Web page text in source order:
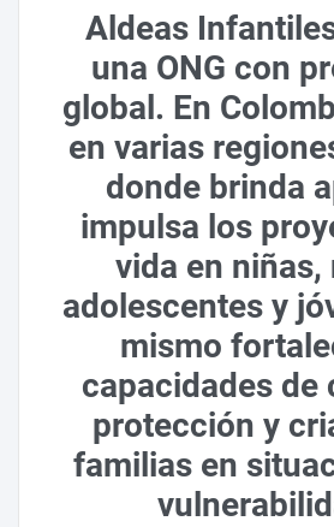
Aldeas
una ONG con
global. En
en varias
donde brinda
impulsa los
vida en niñas,
adolescentes y
mismo
capacidades de
protección y
familias en